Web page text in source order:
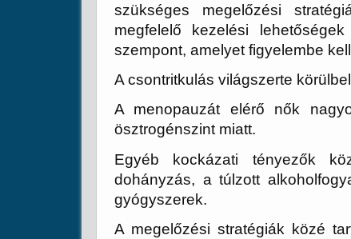
szükséges megelőzési
megfelelő kezelési
szempont, amelyet figyelembe
A csontritkulás világszerte
A menopauzát elérő nők
ösztrogénszint miatt.
Egyéb kockázati tényezők
dohányzás, a túlzott
gyógyszerek.
A megelőzési stratégiák közé